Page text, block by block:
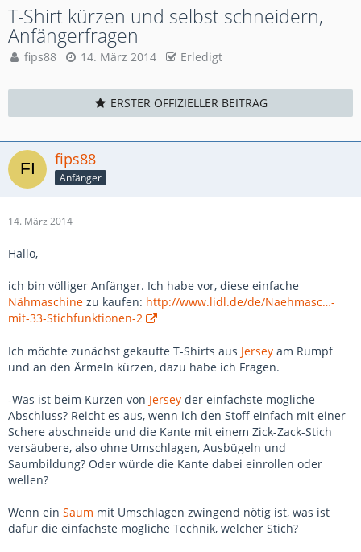
T-Shirt kürzen und selbst schneidern,
Anfängerfragen
fips88 14. März 2014 Erledigt
ERSTER OFFIZIELLER BEITRAG
fips88
Anfänger
14. März 2014
Hallo,
ich bin völliger Anfänger. Ich habe vor, diese einfache
Nähmaschine zu kaufen: http://www.lidl.de/de/Naehmasc…-
mit-33-Stichfunktionen-2
Ich möchte zunächst gekaufte T-Shirts aus Jersey am Rumpf
und an den Ärmeln kürzen, dazu habe ich Fragen.
-Was ist beim Kürzen von Jersey der einfachste mögliche
Abschluss? Reicht es aus, wenn ich den Stoff einfach mit einer
Schere abschneide und die Kante mit einem Zick-Zack-Stich
versäubere, also ohne Umschlagen, Ausbügeln und
Saumbildung? Oder würde die Kante dabei einrollen oder
wellen?
Wenn ein Saum mit Umschlagen zwingend nötig ist, was ist
dafür die einfachste mögliche Technik, welcher Stich?